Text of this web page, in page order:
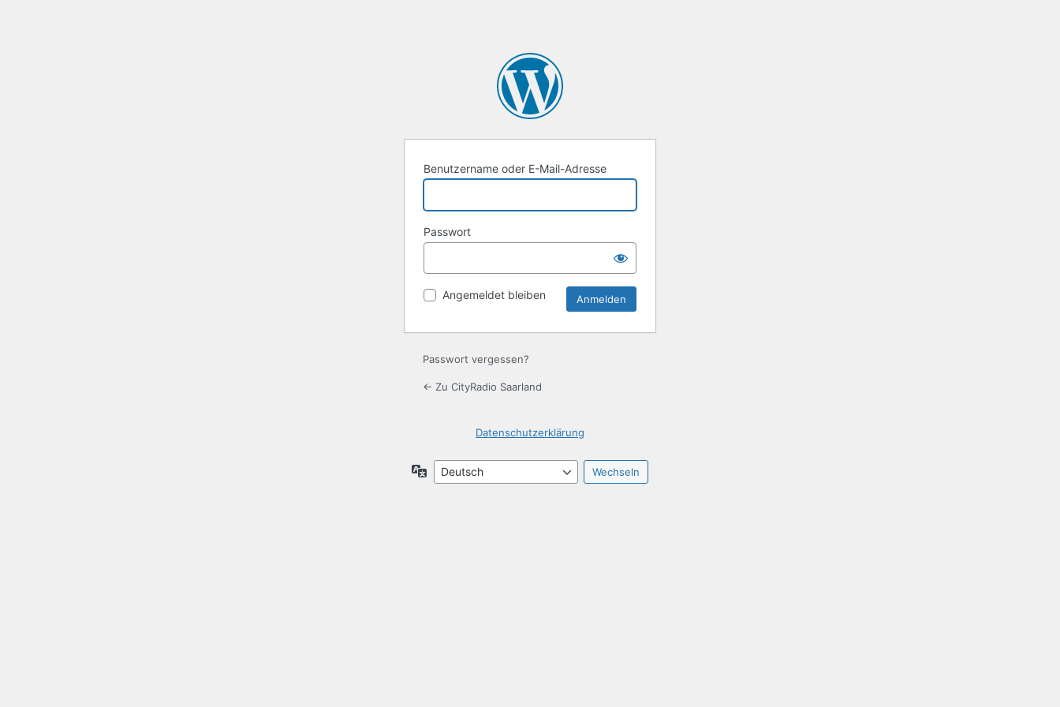
Benutzername oder E-Mail-Adresse
Passwort
Angemeldet bleiben
Passwort vergessen?
← Zu CityRadio Saarland
Datenschutzerklärung
Sprache